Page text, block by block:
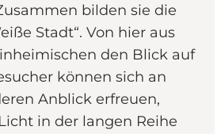
bilden sie die
Stadt“. Von hier aus
den Blick auf
können sich an
Anblick erfreuen,
in der langen Reihe